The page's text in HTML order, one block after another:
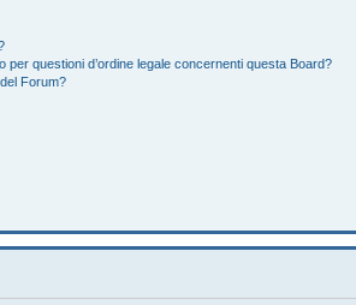
questioni d’ordine legale concernenti questa Board?
Forum?